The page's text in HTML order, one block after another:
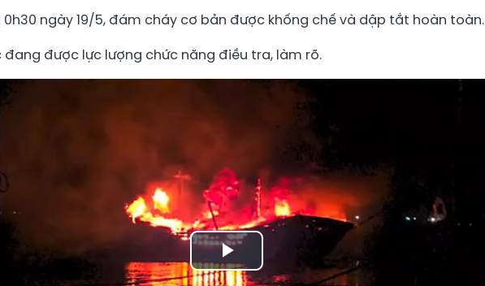
0h30 ngày 19/5, đám cháy cơ bản được khống chế và dập tắt hoàn toàn.
đang được lực lượng chức năng điều tra, làm rõ.
Play